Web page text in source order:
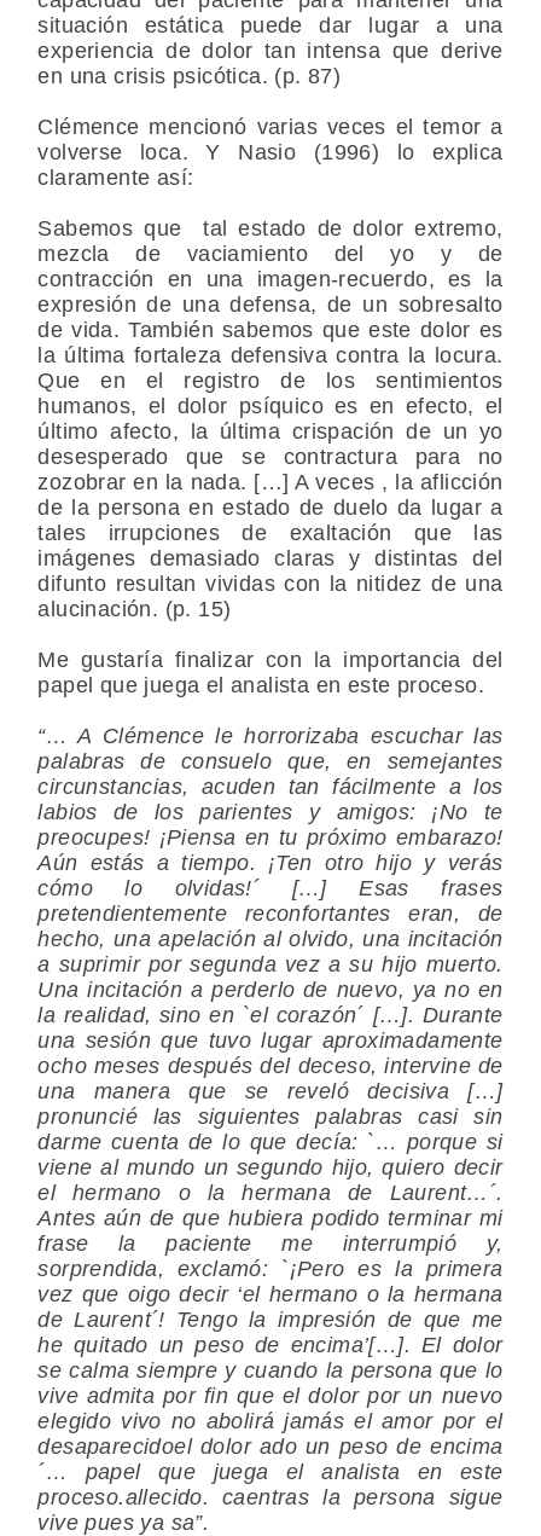
situación estática puede dar lugar a una
experiencia de dolor tan intensa que derive
en una crisis psicótica. (p. 87)
Clémence mencionó varias veces el temor a
volverse loca. Y Nasio (1996) lo explica
claramente así:
Sabemos que tal estado de dolor extremo,
mezcla de vaciamiento del yo y de
contracción en una imagen-recuerdo, es la
expresión de una defensa, de un sobresalto
de vida. También sabemos que este dolor es
la última fortaleza defensiva contra la locura.
Que en el registro de los sentimientos
humanos, el dolor psíquico es en efecto, el
último afecto, la última crispación de un yo
desesperado que se contractura para no
zozobrar en la nada. […] A veces , la aflicción
de la persona en estado de duelo da lugar a
tales irrupciones de exaltación que las
imágenes demasiado claras y distintas del
difunto resultan vividas con la nitidez de una
alucinación. (p. 15)
Me gustaría finalizar con la importancia del
papel que juega el analista en este proceso.
“… A Clémence le horrorizaba escuchar las
palabras de consuelo que, en semejantes
circunstancias, acuden tan fácilmente a los
labios de los parientes y amigos: ¡No te
preocupes! ¡Piensa en tu próximo embarazo!
Aún estás a tiempo. ¡Ten otro hijo y verás
cómo lo olvidas!´ […] Esas frases
pretendientemente reconfortantes eran, de
hecho, una apelación al olvido, una incitación
a suprimir por segunda vez a su hijo muerto.
Una incitación a perderlo de nuevo, ya no en
la realidad, sino en `el corazón´ […]. Durante
una sesión que tuvo lugar aproximadamente
ocho meses después del deceso, intervine de
una manera que se reveló decisiva […]
pronuncié las siguientes palabras casi sin
darme cuenta de lo que decía: `… porque si
viene al mundo un segundo hijo, quiero decir
el hermano o la hermana de Laurent…´.
Antes aún de que hubiera podido terminar mi
frase la paciente me interrumpió y,
sorprendida, exclamó: `¡Pero es la primera
vez que oigo decir ‘el hermano o la hermana
de Laurent´! Tengo la impresión de que me
he quitado un peso de encima’[…]. El dolor
se calma siempre y cuando la persona que lo
vive admita por fin que el dolor por un nuevo
elegido vivo no abolirá jamás el amor por el
desaparecidoel dolor ado un peso de encima
´… papel que juega el analista en este
proceso.allecido. caentras la persona sigue
vive pues ya sa”.